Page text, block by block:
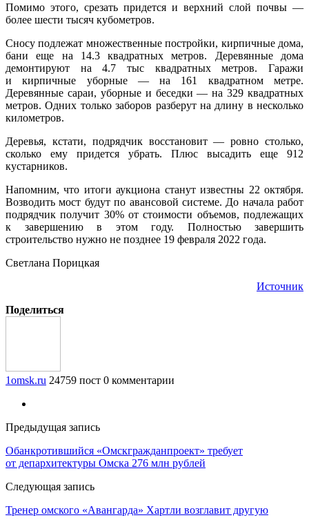
Помимо этого, срезать придется и верхний слой почвы —
более шести тысяч кубометров.
Сносу подлежат множественные постройки, кирпичные дома,
бани еще на 14.3 квадратных метров. Деревянные дома
демонтируют на 4.7 тыс квадратных метров. Гаражи
и кирпичные уборные — на 161 квадратном метре.
Деревянные сараи, уборные и беседки — на 329 квадратных
метров. Одних только заборов разберут на длину в несколько
километров.
Деревья, кстати, подрядчик восстановит — ровно столько,
сколько ему придется убрать. Плюс высадить еще 912
кустарников.
Напомним, что итоги аукциона станут известны 22 октября.
Возводить мост будут по авансовой системе. До начала работ
подрядчик получит 30% от стоимости объемов, подлежащих
к завершению в этом году. Полностью завершить
строительство нужно не позднее 19 февраля 2022 года.
Светлана Порицкая
Источник
Поделиться
1omsk.ru 24759 пост 0 комментарии
Предыдущая запись
Обанкротившийся «Омскгражданпроект» требует
от депархитектуры Омска 276 млн рублей
Следующая запись
Тренер омского «Авангарда» Хартли возглавит другую